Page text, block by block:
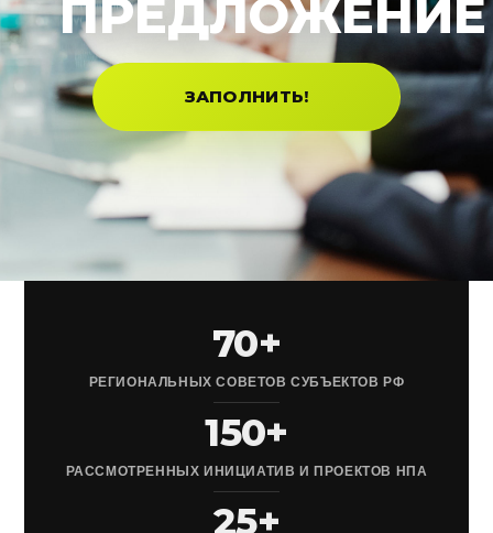
ПРЕДЛОЖЕНИЕ
ЗАПОЛНИТЬ!
70+
РЕГИОНАЛЬНЫХ СОВЕТОВ СУБЪЕКТОВ РФ
150+
РАССМОТРЕННЫХ ИНИЦИАТИВ И ПРОЕКТОВ НПА
25+